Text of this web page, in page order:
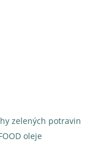
zelených potravin
oleje